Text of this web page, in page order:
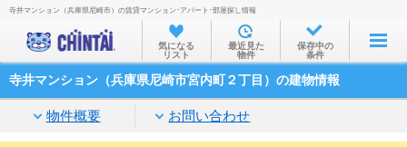
お部屋を探す
沿線・駅から
家賃相場から
寺井マンション（兵庫県尼崎市）の賃貸マンション･アパート･部屋探し情報
気になる
リスト
最近見た
物件
保存中の
条件
寺井マンション（兵庫県尼崎市宮内町２丁目）の建物情報
物件概要 お問い合わせ